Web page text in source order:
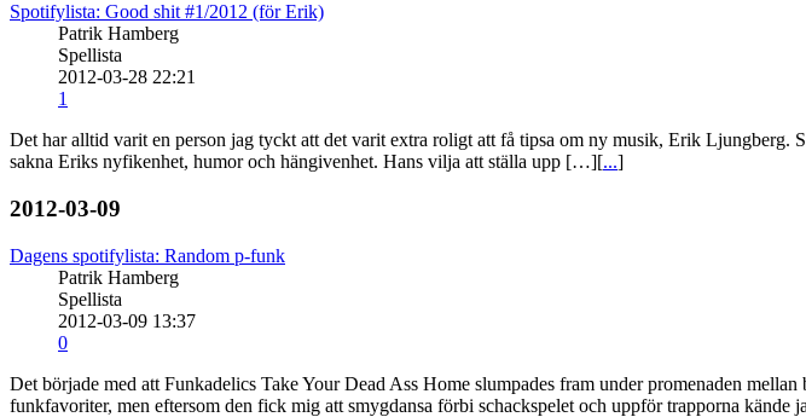
Spotifylista: Good shit #1/2012 (för Erik)
Patrik Hamberg
Spellista
2012-03-28 22:21
1
Det har alltid varit en person jag tyckt att det varit extra roligt att få tipsa om ny musik, Erik
sakna Eriks nyfikenhet, humor och hängivenhet. Hans vilja att ställa upp […][...]
2012-03-09
Dagens spotifylista: Random p-funk
Patrik Hamberg
Spellista
2012-03-09 13:37
0
Det började med att Funkadelics Take Your Dead Ass Home slumpades fram under promenaden
funkfavoriter, men eftersom den fick mig att smygdansa förbi schackspelet och uppför trapporna